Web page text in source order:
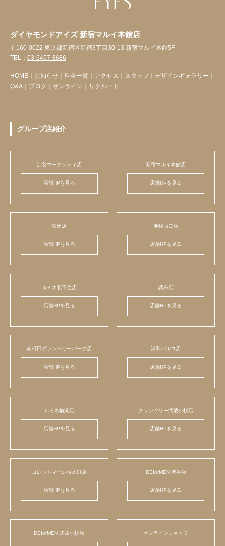
ダイヤモンドアイズ 新宿マルイ本館店
〒160-0022 東京都新宿区新宿3丁目30-13 新宿マルイ本館5F
TEL： 03-6457-8686
HOME ｜ お知らせ ｜ 料金一覧 ｜ アクセス ｜ スタッフ ｜ デザインギャラリー ｜
Q&A ｜ ブログ ｜ オンライン ｜ リクルート
グループ店紹介
渋谷マークシティ店
店舗HPを見る
新宿マルイ本館店
店舗HPを見る
銀座店
店舗HPを見る
池袋西口店
店舗HPを見る
ルミネ北千住店
店舗HPを見る
調布店
店舗HPを見る
南町田グランベリーパーク店
店舗HPを見る
浦和パルコ店
店舗HPを見る
ルミネ横浜店
店舗HPを見る
グランツリー武蔵小杉店
店舗HPを見る
コレットマーレ桜木町店
店舗HPを見る
DEforMEN 渋谷店
店舗HPを見る
DEforMEN 武蔵小杉店 オンラインショップ